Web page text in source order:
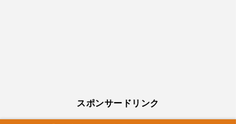
スポンサードリンク